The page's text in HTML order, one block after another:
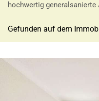
hochwertig generalsanierte
Gefunden auf dem